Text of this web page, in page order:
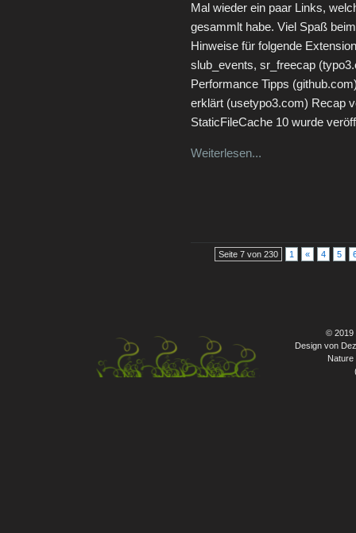
Mal wieder ein paar Links,
gesammlt habe. Viel Spaß
Hinweise für folgende
slub_events, sr_freecap
Performance Tipps
erklärt (usetypo3.com) Recap
StaticFileCache 10 wurde
Weiterlesen...
Seite 7 von 230 1 « 4 5
© 2019
Design von
Nature